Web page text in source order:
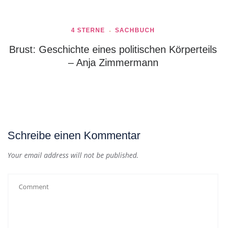
4 STERNE SACHBUCH
Brust: Geschichte eines politischen Körperteils
– Anja Zimmermann
Schreibe einen Kommentar
Your email address will not be published.